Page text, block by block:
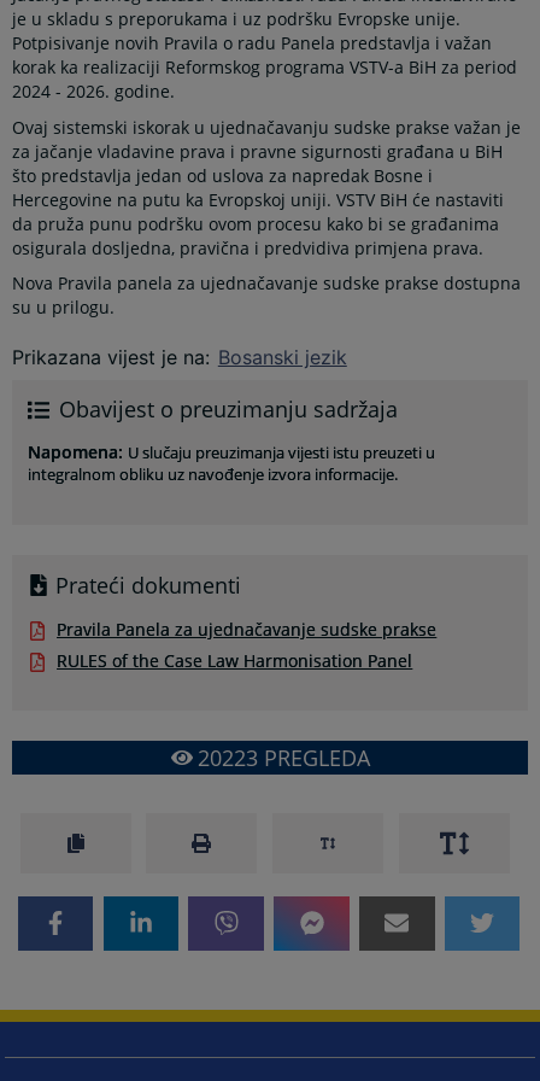
je u skladu s preporukama i uz podršku Evropske unije.
Potpisivanje novih Pravila o radu Panela predstavlja i važan
korak ka realizaciji Reformskog programa VSTV-a BiH za period
2024 - 2026. godine.
Ovaj sistemski iskorak u ujednačavanju sudske prakse važan je
za jačanje vladavine prava i pravne sigurnosti građana u BiH
što predstavlja jedan od uslova za napredak Bosne i
Hercegovine na putu ka Evropskoj uniji. VSTV BiH će nastaviti
da pruža punu podršku ovom procesu kako bi se građanima
osigurala dosljedna, pravična i predvidiva primjena prava.
Nova Pravila panela za ujednačavanje sudske prakse dostupna
su u prilogu.
Prikazana vijest je na: Bosanski jezik
Obavijest o preuzimanju sadržaja
Napomena: U slučaju preuzimanja vijesti istu preuzeti u
integralnom obliku uz navođenje izvora informacije.
Prateći dokumenti
Pravila Panela za ujednačavanje sudske prakse
RULES of the Case Law Harmonisation Panel
20223PREGLEDA